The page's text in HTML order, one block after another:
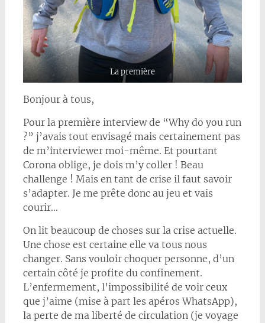
La première
Bonjour à tous,
Pour la première interview de “Why do you run
?” j’avais tout envisagé mais certainement pas
de m’interviewer moi-même. Et pourtant
Corona oblige, je dois m’y coller ! Beau
challenge ! Mais en tant de crise il faut savoir
s’adapter. Je me prête donc au jeu et vais
courir…
On lit beaucoup de choses sur la crise actuelle.
Une chose est certaine elle va tous nous
changer. Sans vouloir choquer personne, d’un
certain côté je profite du confinement.
L’enfermement, l’impossibilité de voir ceux
que j’aime (mise à part les apéros WhatsApp),
la perte de ma liberté de circulation (je voyage